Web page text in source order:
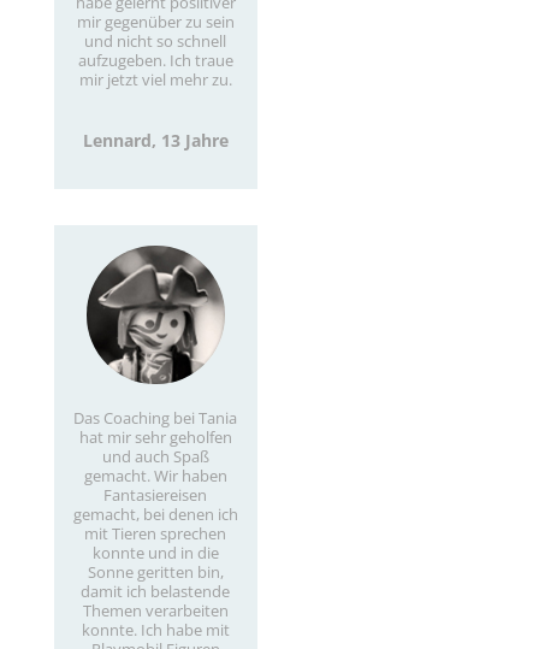
mir gegenüber zu sein
und nicht so schnell
aufzugeben. Ich traue
mir jetzt viel mehr zu.
Lennard, 13 Jahre
Das Coaching bei Tania
hat mir sehr geholfen
und auch Spaß
gemacht. Wir haben
Fantasiereisen
gemacht, bei denen ich
mit Tieren sprechen
konnte und in die
Sonne geritten bin,
damit ich belastende
Themen verarbeiten
konnte. Ich habe mit